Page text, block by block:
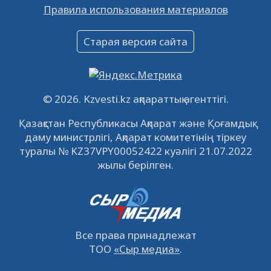
16.12.2022 61048
Объявление
09.12.2022
Свободные рабочие места
встречу с инвесторами в Кызылорде 22
ноября
21.11.2022 14946 0
© 2026. Kzvesti.kz ақпараттық агенттігі.
Қазақстан Республикасы Ақпарат және Қоғамдық
даму министрлігі, Ақпарат комитетінің тіркеу
туралы № KZ37VPY00052422 куәлігі 21.07.2022
жылы берілген.
Все права принадлежат
ТОО «Сыр медиа».
Правила использования материалов
Старая версия сайта